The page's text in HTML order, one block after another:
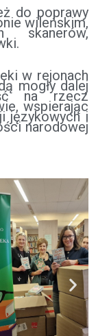
do poprawy
wileńskim,
skanerów,
w rejonach
mogły dalej
na rzecz
wspierając
językowych i
narodowej